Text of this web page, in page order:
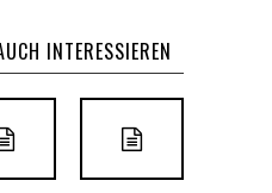
INTERESSIEREN